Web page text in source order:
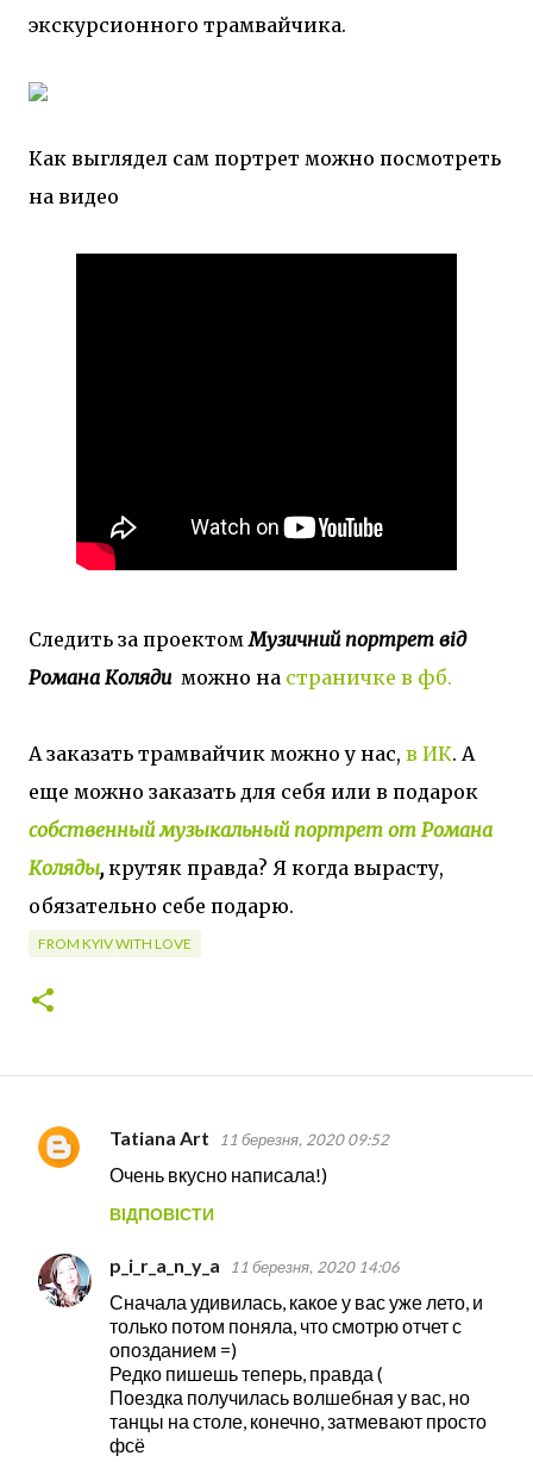
экскурсионного трамвайчика.
Как выглядел сам портрет можно посмотреть
на видео
Следить за проектомМузичний портрет від
Романа Колядиможно на страничке в фб.
А заказать трамвайчик можно у нас, в ИК. А
еще можно заказать для себя или в подарок
собственный музыкальный портрет от Романа
Коляды, крутяк правда? Я когда вырасту,
обязательно себе подарю.
FROM KYIV WITH LOVE
К
е
н
Tatiana Art 11 березня, 2020 09:52
Очень вкусно написала!)
ВІДПОВІСТИ
p_i_r_a_n_y_a 11 березня, 2020 14:06
Сначала удивилась, какое у вас уже лето, и
только потом поняла, что смотрю отчет с
опозданием =)
Редко пишешь теперь, правда (
Поездка получилась волшебная у вас, но
танцы на столе, конечно, затмевают просто
фсё